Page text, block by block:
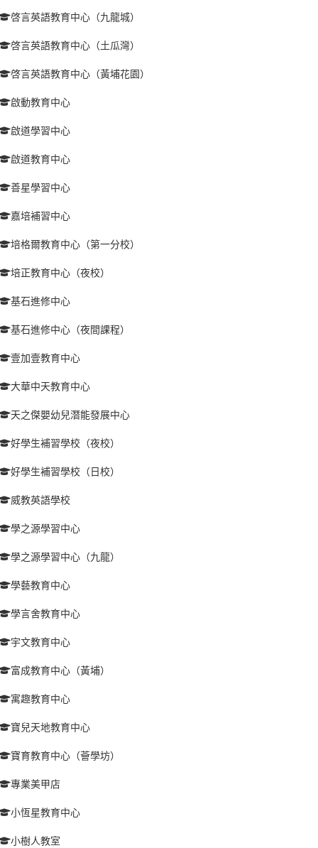
啓言英語教育中心（九龍城）
啓言英語教育中心（土瓜灣）
啓言英語教育中心（黃埔花園）
啟動教育中心
啟道學習中心
啟道教育中心
善星學習中心
嘉培補習中心
培格爾教育中心（第一分校）
培正教育中心（夜校）
基石進修中心
基石進修中心（夜間課程）
壹加壹教育中心
大華中天教育中心
天之傑嬰幼兒潛能發展中心
好學生補習學校（夜校）
好學生補習學校（日校）
威教英語學校
學之源學習中心
學之源學習中心（九龍）
學藝教育中心
學言舍教育中心
宇文教育中心
富成教育中心（黃埔）
寓趣教育中心
寶兒天地教育中心
寶育教育中心（薈學坊）
專業美甲店
小恆星教育中心
小樹人教室